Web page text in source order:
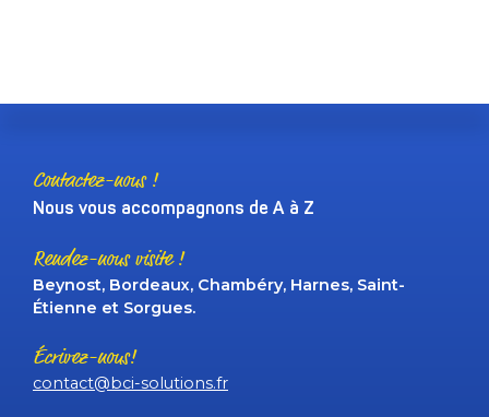
Contactez-nous !
Nous vous accompagnons de A à Z
Rendez-nous visite !
Beynost, Bordeaux, Chambéry, Harnes, Saint-
Étienne et Sorgues.
Écrivez-nous!
contact@bci-solutions.fr